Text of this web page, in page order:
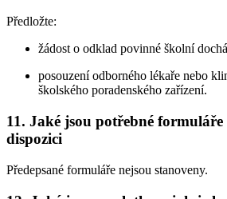
Předložte:
žádost o odklad povinné školní
posouzení odborného lékaře nebo
školského poradenského zařízení.
11. Jaké jsou potřebné
dispozici
Předepsané formuláře nejsou stanoveny.